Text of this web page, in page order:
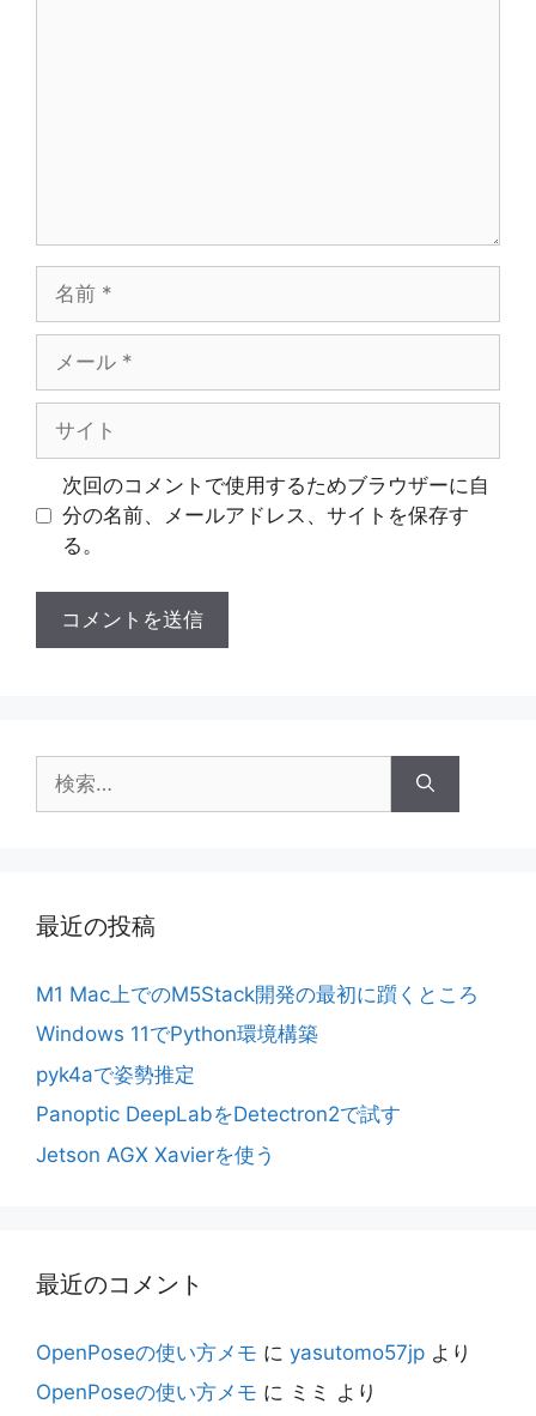
ル
次回のコメントで使用するためブラウザーに自
分の名前、メールアドレス、サイトを保存す
る。
索:
最近の投稿
M1 Mac上でのM5Stack開発の最初に躓くところ
Windows 11でPython環境構築
pyk4aで姿勢推定
Panoptic DeepLabをDetectron2で試す
Jetson AGX Xavierを使う
最近のコメント
OpenPoseの使い方メモ に yasutomo57jp より
OpenPoseの使い方メモ に ミミ より